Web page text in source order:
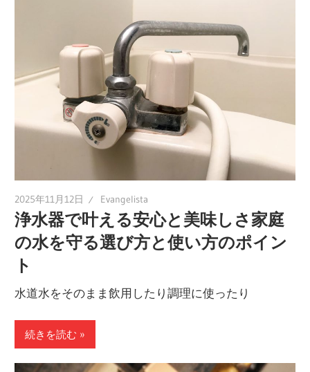
2025年11月12日 Evangelista
浄水器で叶える安心と美味しさ家庭
の水を守る選び方と使い方のポイン
ト
水道水をそのまま飲用したり調理に使ったり
続きを読む